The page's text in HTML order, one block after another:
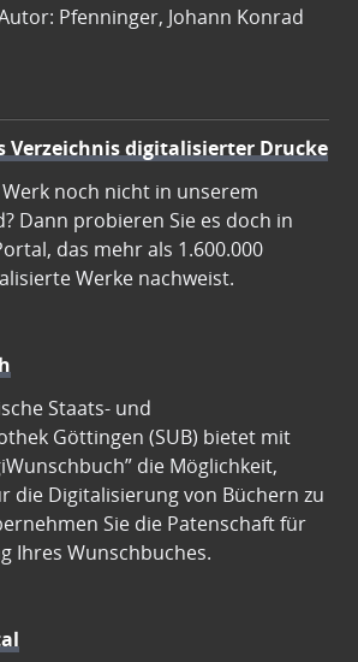
Pfenninger, Johann Konrad
Verzeichnis digitalisierter Drucke
noch nicht in unserem
Dann probieren Sie es doch in
das mehr als 1.600.000
Werke nachweist.
Staats- und
Göttingen (SUB) bietet mit
die Möglichkeit,
die Digitalisierung von Büchern zu
Sie die Patenschaft für
Ihres Wunschbuches.